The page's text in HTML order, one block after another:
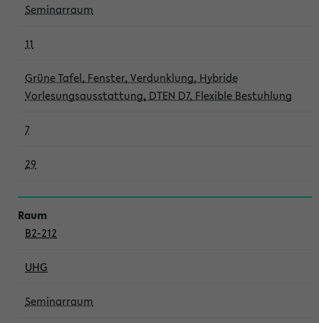
Seminarraum
11
Grüne Tafel, Fenster, Verdunklung, Hybride
Vorlesungsausstattung, DTEN D7, Flexible Bestuhlung
7
29
B2-212
UHG
Seminarraum